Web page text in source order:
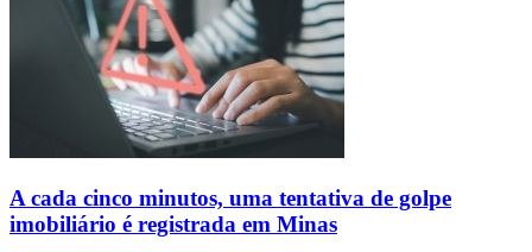
A cada cinco minutos, uma tentativa de golpe
imobiliário é registrada em Minas